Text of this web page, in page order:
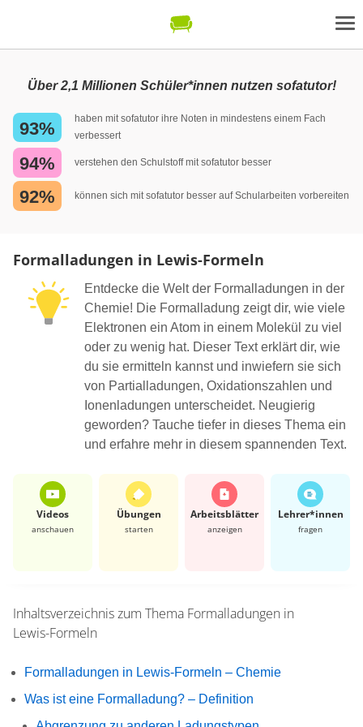
Über 2,1 Millionen Schüler*innen nutzen sofatutor!
93%
haben mit sofatutor ihre Noten in mindestens einem Fach
verbessert
94% verstehen den Schulstoff mit sofatutor besser
92% können sich mit sofatutor besser auf Schularbeiten vorbereiten
Formalladungen in Lewis-Formeln
Entdecke die Welt der Formalladungen in der
Chemie! Die Formalladung zeigt dir, wie viele
Elektronen ein Atom in einem Molekül zu viel
oder zu wenig hat. Dieser Text erklärt dir, wie
du sie ermitteln kannst und inwiefern sie sich
von Partialladungen, Oxidationszahlen und
Ionenladungen unterscheidet. Neugierig
geworden? Tauche tiefer in dieses Thema ein
und erfahre mehr in diesem spannenden Text.
Videos
anschauen
Übungen
starten
Arbeits­blätter
anzeigen
Lehrer*​innen
fragen
Inhaltsverzeichnis zum Thema Formalladungen in
Lewis-Formeln
Formalladungen in Lewis-Formeln – Chemie
Was ist eine Formalladung? – Definition